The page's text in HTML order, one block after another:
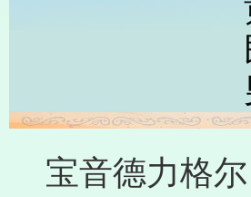
宝音德力格